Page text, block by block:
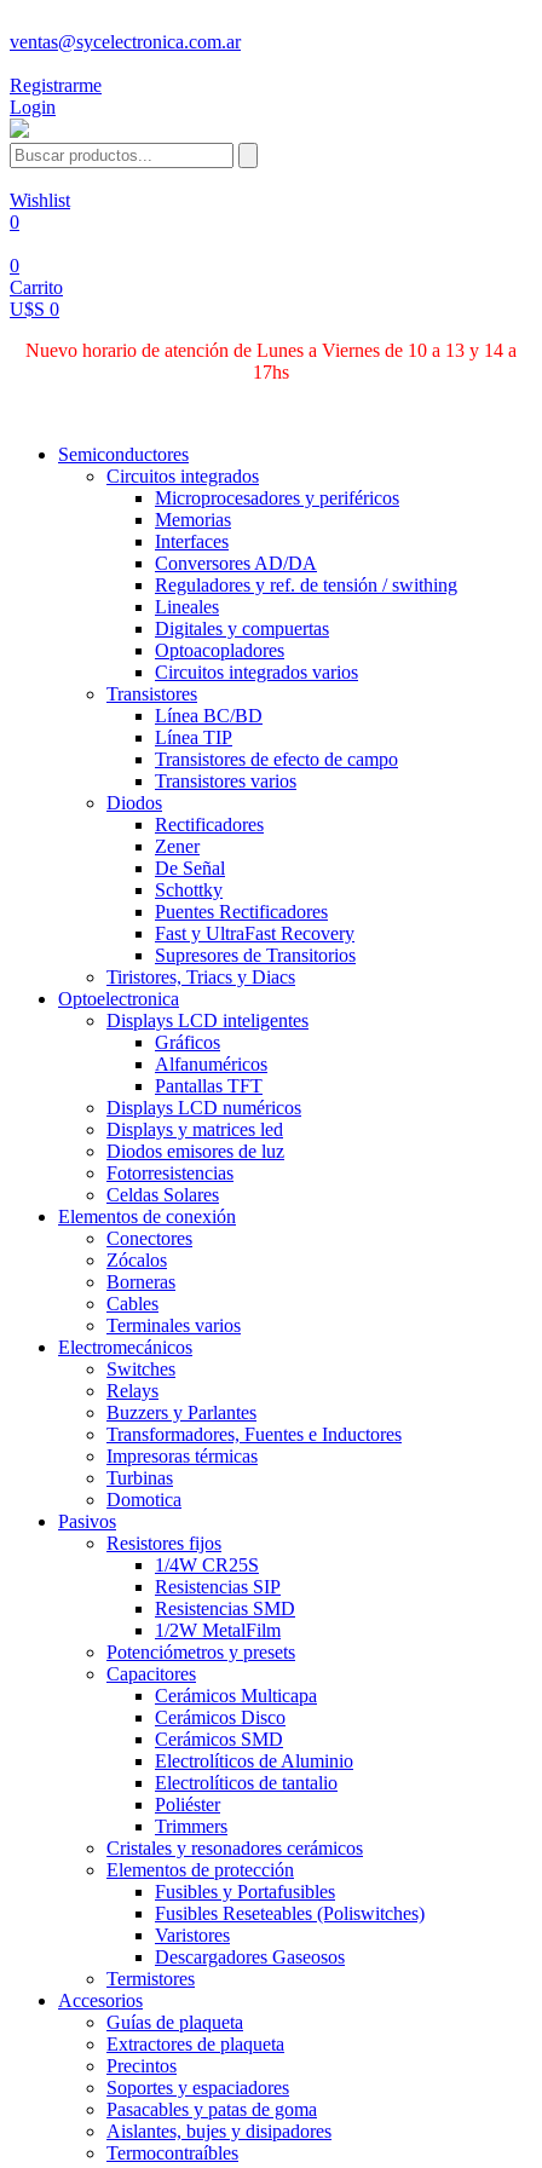
ventas@sycelectronica.com.ar
Registrarme
Login
Wishlist
0
0
Carrito
U$S 0
Nuevo horario de atención de Lunes a Viernes de 10 a 13 y 14 a
17hs
Semiconductores
Circuitos integrados
Microprocesadores y periféricos
Memorias
Interfaces
Conversores AD/DA
Reguladores y ref. de tensión / swithing
Lineales
Digitales y compuertas
Optoacopladores
Circuitos integrados varios
Transistores
Línea BC/BD
Línea TIP
Transistores de efecto de campo
Transistores varios
Diodos
Rectificadores
Zener
De Señal
Schottky
Puentes Rectificadores
Fast y UltraFast Recovery
Supresores de Transitorios
Tiristores, Triacs y Diacs
Optoelectronica
Displays LCD inteligentes
Gráficos
Alfanuméricos
Pantallas TFT
Displays LCD numéricos
Displays y matrices led
Diodos emisores de luz
Fotorresistencias
Celdas Solares
Elementos de conexión
Conectores
Zócalos
Borneras
Cables
Terminales varios
Electromecánicos
Switches
Relays
Buzzers y Parlantes
Transformadores, Fuentes e Inductores
Impresoras térmicas
Turbinas
Domotica
Pasivos
Resistores fijos
1/4W CR25S
Resistencias SIP
Resistencias SMD
1/2W MetalFilm
Potenciómetros y presets
Capacitores
Cerámicos Multicapa
Cerámicos Disco
Cerámicos SMD
Electrolíticos de Aluminio
Electrolíticos de tantalio
Poliéster
Trimmers
Cristales y resonadores cerámicos
Elementos de protección
Fusibles y Portafusibles
Fusibles Reseteables (Poliswitches)
Varistores
Descargadores Gaseosos
Termistores
Accesorios
Guías de plaqueta
Extractores de plaqueta
Precintos
Soportes y espaciadores
Pasacables y patas de goma
Aislantes, bujes y disipadores
Termocontraíbles